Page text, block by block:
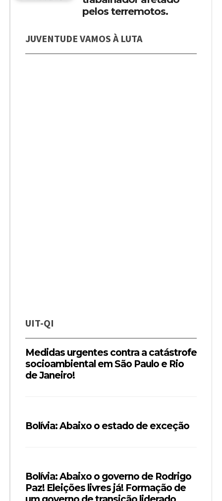
pelos terremotos.
JUVENTUDE VAMOS À LUTA
UIT-QI
Medidas urgentes contra a catástrofe
socioambiental em São Paulo e Rio
de Janeiro!
Bolívia: Abaixo o estado de exceção
Bolívia: Abaixo o governo de Rodrigo
Paz! Eleições livres já! Formação de